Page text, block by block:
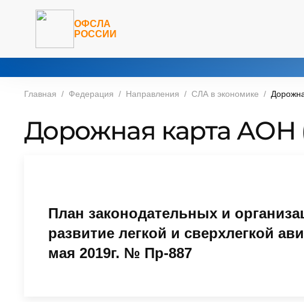
ОФСЛА
РОССИИ
Главная Федерация Направления СЛА в экономике
Дорожная карта АОН
План законодательных и
развитие легкой и сверхлегкой
мая 2019г. № Пр-887